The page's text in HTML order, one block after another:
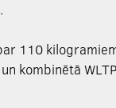
110
kombinētā